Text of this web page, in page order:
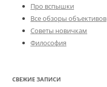
Про вспышки
Все обзоры объективов
Советы новичкам
Философия
СВЕЖИЕ ЗАПИСИ